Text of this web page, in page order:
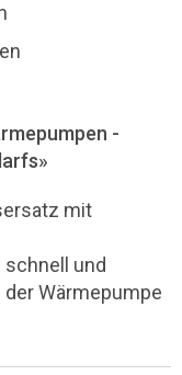
-
mit
und
Wärmepumpe